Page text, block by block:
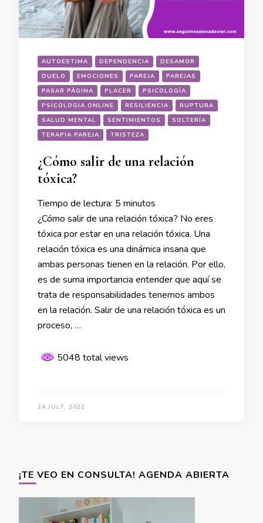
AUTOESTIMA DEPENDENCIA
DESAMOR
DUELO
EMOCIONES PAREJA
PAREJAS
PASAR PÁGINA
PLACER
PSICOLOGÍA
PSICOLOGIA ONLINE
RESILIENCIA
RUPTURA
SALUD MENTAL
SENTIMIENTOS
SOLTERÍA
TERAPIA PAREJA
TRISTEZA
¿Cómo salir de una relación
tóxica?
Tiempo de lectura: 5 minutos
¿Cómo salir de una relación tóxica? No eres
tóxica por estar en una relación tóxica. Una
relación tóxica es una dinámica insana que
ambas personas tienen en la relación. Por ello,
es de suma importancia entender que aquí se
trata de responsabilidades tenemos ambos
en la relación. Salir de una relación tóxica es un
proceso, …
5048 total views
24 JULY, 2022
¡TE VEO EN CONSULTA! AGENDA ABIERTA